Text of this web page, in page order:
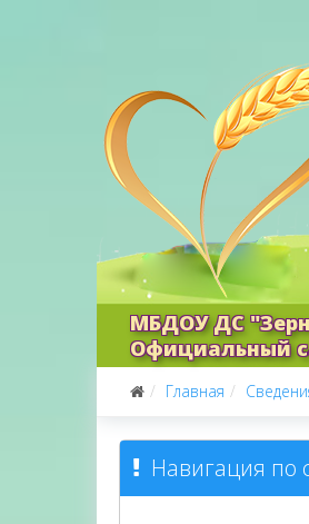
МБДОУ ДС
Официальный
Главная
Навигация по